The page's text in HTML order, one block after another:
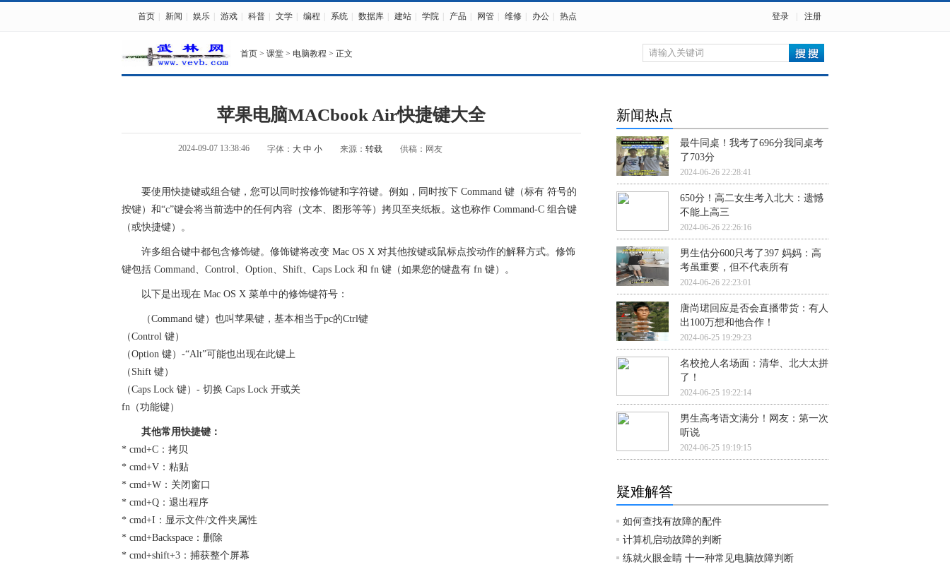
首页 新闻 娱乐 游戏 科普 文学 编程 系统 数据库 建站 学院 产品 网管 维修 办公 热点 登录 注册
首页 > 课堂 > 电脑教程 > 正文
苹果电脑MACbook Air快捷键大全
2024-09-07 13:38:46 字体： 大 中 小 来源： 转载 供稿：网友
要使用快捷键或组合键，您可以同时按修饰键和字符键。例如，同时按下 Command 键（标有 符号的
按键）和“c”键会将当前选中的任何内容（文本、图形等等）拷贝至夹纸板。这也称作 Command-C 组合键
（或快捷键）。
许多组合键中都包含修饰键。修饰键将改变 Mac OS X 对其他按键或鼠标点按动作的解释方式。修饰
键包括 Command、Control、Option、Shift、Caps Lock 和 fn 键（如果您的键盘有 fn 键）。
以下是出现在 Mac OS X 菜单中的修饰键符号：
（Command 键）也叫苹果键，基本相当于pc的Ctrl键
（Control 键）
（Option 键）-“Alt”可能也出现在此键上
（Shift 键）
（Caps Lock 键）- 切换 Caps Lock 开或关
fn（功能键）
其他常用快捷键：
* cmd+C：拷贝
* cmd+V：粘贴
* cmd+W：关闭窗口
* cmd+Q：退出程序
* cmd+I：显示文件/文件夹属性
* cmd+Backspace：删除
* cmd+shift+3：捕获整个屏幕
新闻热点
最牛同桌！我考了696分我同桌考
了703分
2024-06-26 22:28:41
650分！高二女生考入北大：遗憾
不能上高三
2024-06-26 22:26:16
男生估分600只考了397 妈妈：高
考虽重要，但不代表所有
2024-06-26 22:23:01
唐尚珺回应是否会直播带货：有人
出100万想和他合作！
2024-06-25 19:29:23
名校抢人名场面：清华、北大太拼
了！
2024-06-25 19:22:14
男生高考语文满分！网友：第一次
听说
2024-06-25 19:19:15
疑难解答
如何查找有故障的配件
计算机启动故障的判断
练就火眼金睛 十一种常见电脑故障判断